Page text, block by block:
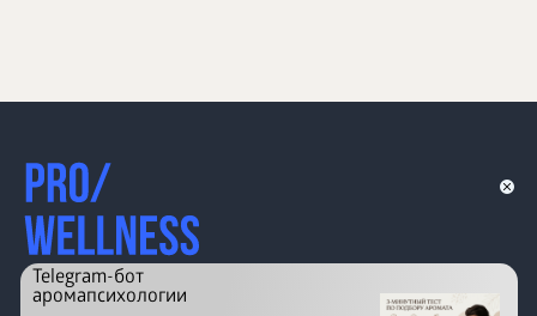
Telegram-бот
аромапсихологии